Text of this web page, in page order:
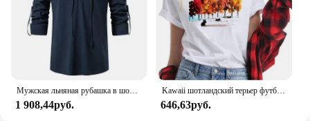
1 908,44руб.
Kawaii шотландский терьер футболки для женщин harajuku футболка с мультяшным животным принтом женские летние милые топы футболка для любителей собак
646,63руб.